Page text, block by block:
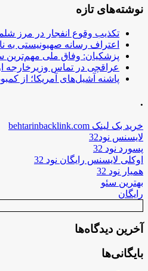
نوشته‌های تازه
تکذیب وقوع انفجار در مرز
اعتراف رسانه صهیونیستی به
پزشکیان: وفاق ملی مهم‌ترین
عراقچی در تماس وزیرخارجه
پاشنه آشیل‌های آمریکا؛ از
.
خرید بک لینک behtarinbacklink.com
لایسنس نود32
پسورد نود 32
اوکلی لایسنس رایگان نود 32
همیار نود 32
بهترین سئو
رایگان
آخرین دیدگاه‌ها
بایگانی‌ها